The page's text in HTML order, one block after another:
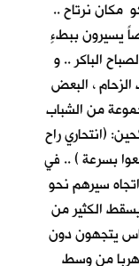
مكان نرتاح ..
يسيرون ببطءٍ
الباكر .. و
، البعض
من الشباب
(انتحاري راح
بسرعة ) .. في
سيرهم نحو
الكثير من
يتجهون دون
هربا من وسط